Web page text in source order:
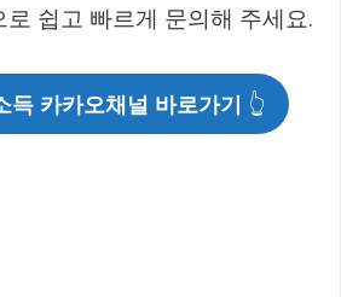
쉽고 빠르게 문의해 주세요.
득 카카오채널 바로가기 👆